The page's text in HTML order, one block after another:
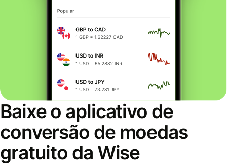
Baixe o aplicativo de
conversão de moedas
gratuito da Wise